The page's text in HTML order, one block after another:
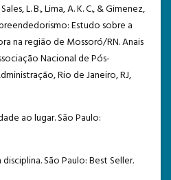
L. B., Lima, A. K. C., & Gimenez,
Estudo sobre a
na região de Mossoró/RN. Anais
Nacional de Pós-
Rio de Janeiro, RJ,
ao lugar. São Paulo:
São Paulo: Best Seller.